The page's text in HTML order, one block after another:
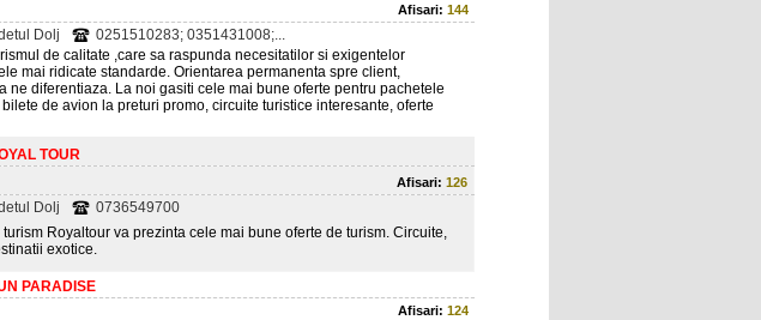
Afisari: 144
Dolj
0251510283; 0351431008;...
de calitate ,care sa raspunda necesitatilor si exigentelor
mai ridicate standarde. Orientarea permanenta spre client,
ne diferentiaza. La noi gasiti cele mai bune oferte pentru pachetele
de avion la preturi promo, circuite turistice interesante, oferte
TOUR
Afisari: 126
Dolj
0736549700
Royaltour va prezinta cele mai bune oferte de turism. Circuite,
exotice.
PARADISE
Afisari: 124